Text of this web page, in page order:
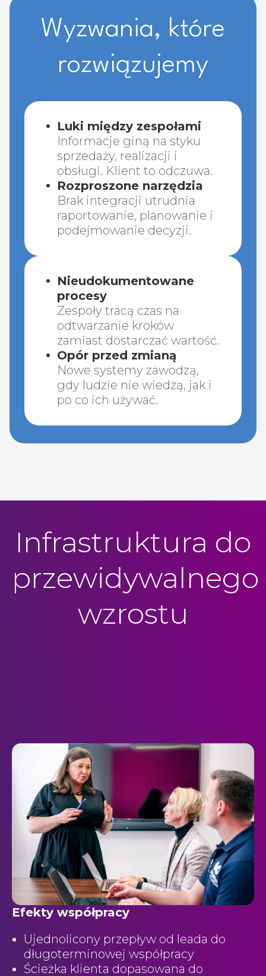
Wyzwania, które
rozwiązujemy
Luki między zespołami
Informacje giną na styku
sprzedaży, realizacji i
obsługi. Klient to odczuwa.
Rozproszone narzędzia
Brak integracji utrudnia
raportowanie, planowanie i
podejmowanie decyzji.
Nieudokumentowane
procesy
Zespoły tracą czas na
odtwarzanie kroków
zamiast dostarczać wartość.
Opór przed zmianą
Nowe systemy zawodzą,
gdy ludzie nie wiedzą, jak i
po co ich używać.
Infrastruktura do
przewidywalnego
wzrostu
Efekty współpracy
Ujednolicony przepływ od leada do
długoterminowej współpracy
Ścieżka klienta dopasowana do